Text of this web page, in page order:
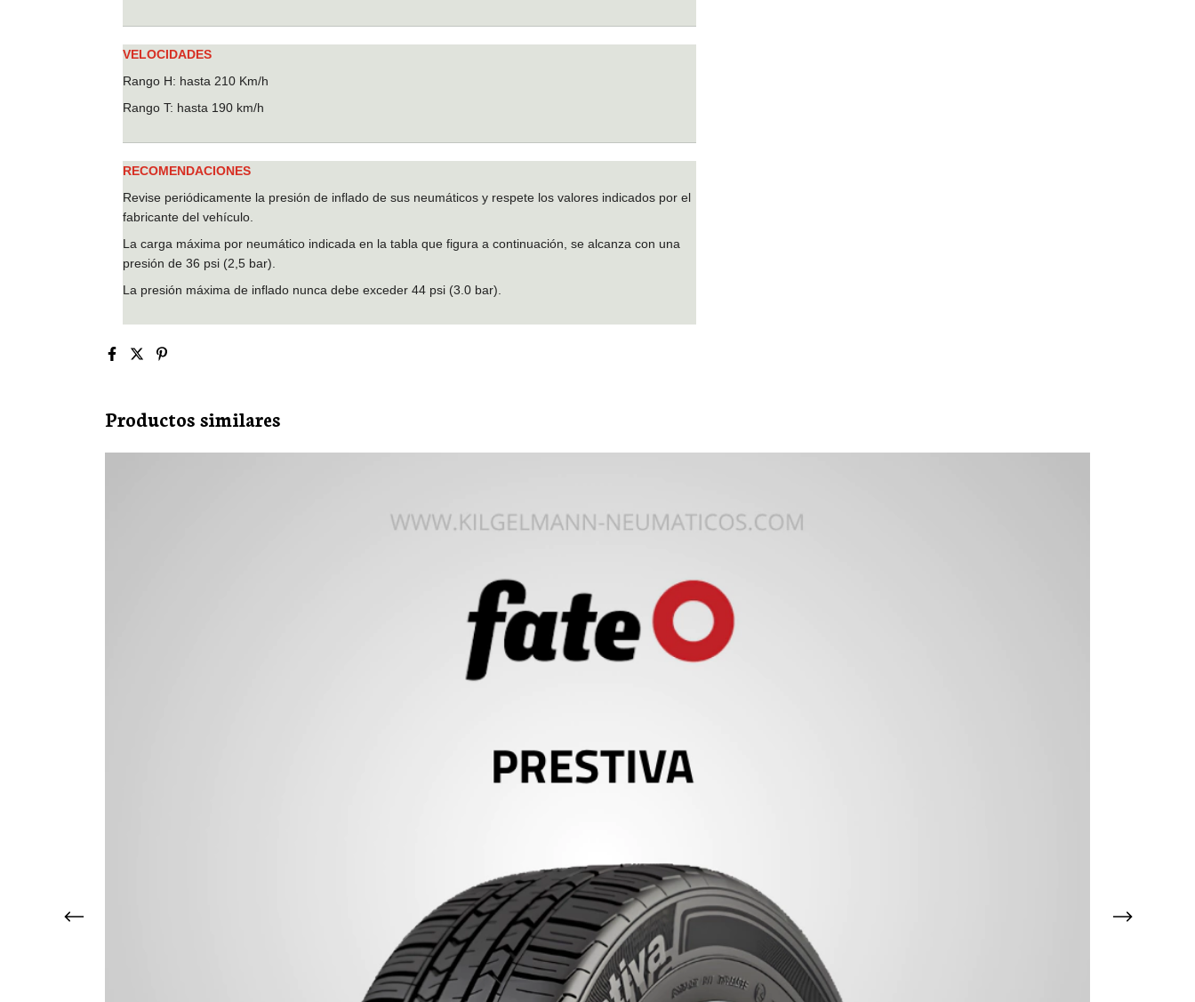
VELOCIDADES
Rango H: hasta 210 Km/h
Rango T: hasta 190 km/h
RECOMENDACIONES
Revise periódicamente la presión de inflado de sus neumáticos y respete los valores indicados por el
fabricante del vehículo.
La carga máxima por neumático indicada en la tabla que figura a continuación, se alcanza con una
presión de 36 psi (2,5 bar).
La presión máxima de inflado nunca debe exceder 44 psi (3.0 bar).
Productos similares